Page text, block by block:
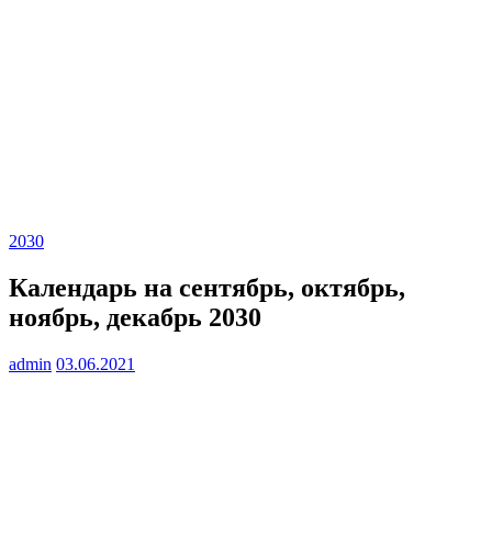
2030
Календарь на сентябрь, октябрь,
ноябрь, декабрь 2030
admin 03.06.2021